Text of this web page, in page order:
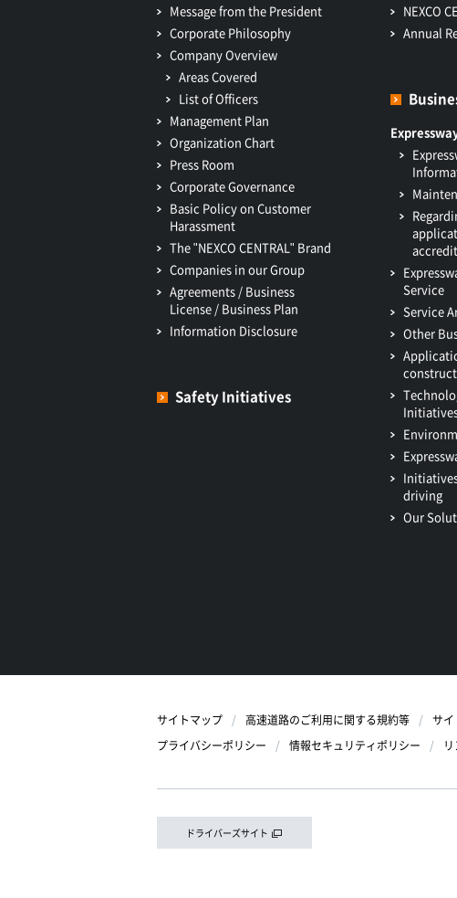
Message from the President
Corporate Philosophy
Company Overview
Areas Covered
List of Officers
Management Plan
Organization Chart
Press Room
Corporate Governance
Basic Policy on Customer
Harassment
The "NEXCO CENTRAL" Brand
Companies in our Group
Agreements / Business
License / Business Plan
Information Disclosure
Safety Initiatives
NEXCO
Annual
Service
Service
Other
driving
Our
サイトマップ 高速道路のご利用に関する規約等 サイ
プライバシーポリシー
情報セキュリティポリシー
ドライバーズサイト